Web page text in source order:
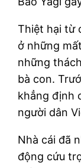
Thiệt hại từ
ở những
những
bà con.
khẳng định
người dân
Nhà cái đã
động cứu